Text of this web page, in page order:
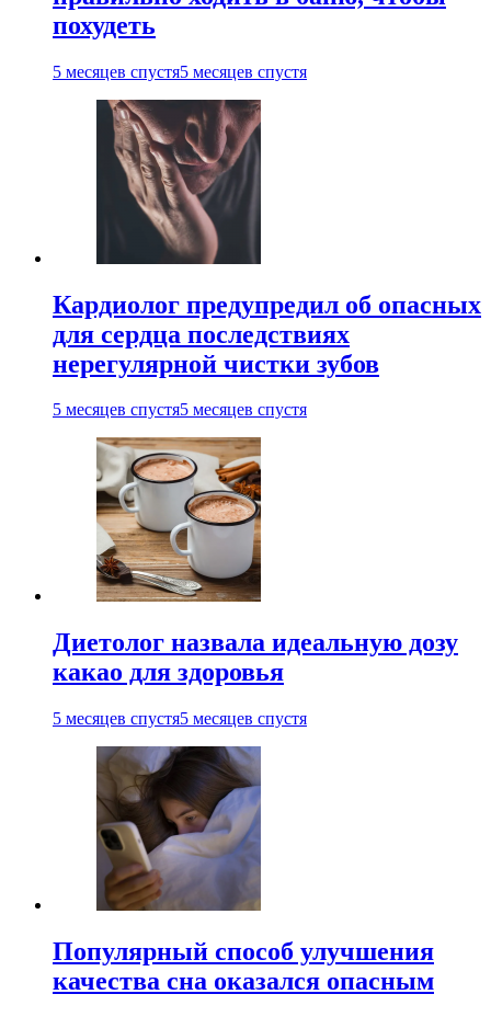
похудеть
5 месяцев спустя5 месяцев спустя
Кардиолог предупредил об опасных
для сердца последствиях
нерегулярной чистки зубов
5 месяцев спустя5 месяцев спустя
Диетолог назвала идеальную дозу
какао для здоровья
5 месяцев спустя5 месяцев спустя
Популярный способ улучшения
качества сна оказался опасным